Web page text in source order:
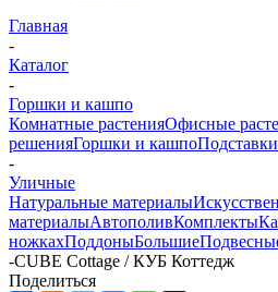
Главная
-
Каталог
-
Горшки и кашпо
Комнатные растенияОфисные
решенияГоршки и кашпоПодставки
-
Уличные
Натуральные материалы
материалыАвтополивКомплекты
ножкахПоддоныБольшие
-CUBE Cottage / КУБ Коттедж
Поделиться